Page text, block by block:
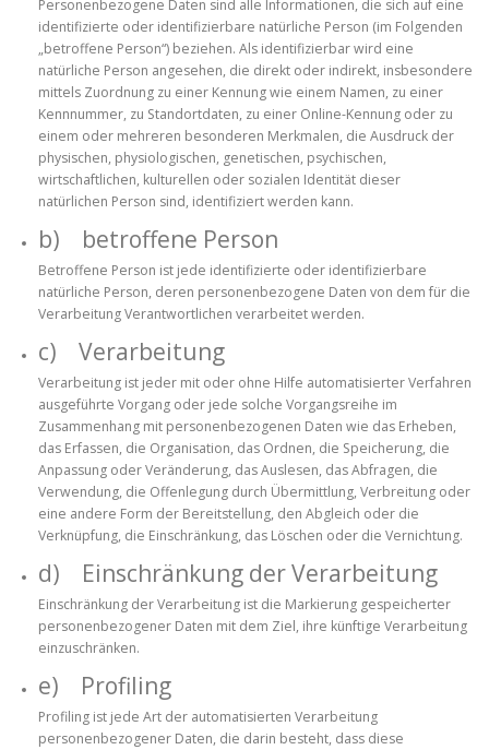
Personenbezogene Daten sind alle Informationen, die sich auf eine
identifizierte oder identifizierbare natürliche Person (im Folgenden
„betroffene Person“) beziehen. Als identifizierbar wird eine
natürliche Person angesehen, die direkt oder indirekt, insbesondere
mittels Zuordnung zu einer Kennung wie einem Namen, zu einer
Kennnummer, zu Standortdaten, zu einer Online-Kennung oder zu
einem oder mehreren besonderen Merkmalen, die Ausdruck der
physischen, physiologischen, genetischen, psychischen,
wirtschaftlichen, kulturellen oder sozialen Identität dieser
natürlichen Person sind, identifiziert werden kann.
b) betroffene Person
Betroffene Person ist jede identifizierte oder identifizierbare
natürliche Person, deren personenbezogene Daten von dem für die
Verarbeitung Verantwortlichen verarbeitet werden.
c) Verarbeitung
Verarbeitung ist jeder mit oder ohne Hilfe automatisierter Verfahren
ausgeführte Vorgang oder jede solche Vorgangsreihe im
Zusammenhang mit personenbezogenen Daten wie das Erheben,
das Erfassen, die Organisation, das Ordnen, die Speicherung, die
Anpassung oder Veränderung, das Auslesen, das Abfragen, die
Verwendung, die Offenlegung durch Übermittlung, Verbreitung oder
eine andere Form der Bereitstellung, den Abgleich oder die
Verknüpfung, die Einschränkung, das Löschen oder die Vernichtung.
d) Einschränkung der Verarbeitung
Einschränkung der Verarbeitung ist die Markierung gespeicherter
personenbezogener Daten mit dem Ziel, ihre künftige Verarbeitung
einzuschränken.
e) Profiling
Profiling ist jede Art der automatisierten Verarbeitung
personenbezogener Daten, die darin besteht, dass diese